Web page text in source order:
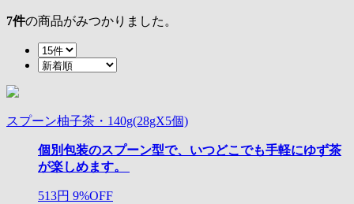
7件の商品がみつかりました。
スプーン柚子茶・140g(28gX5個)
個別包装のスプーン型で、いつどこでも手軽にゆず茶
が楽しめます。
513円 9%OFF